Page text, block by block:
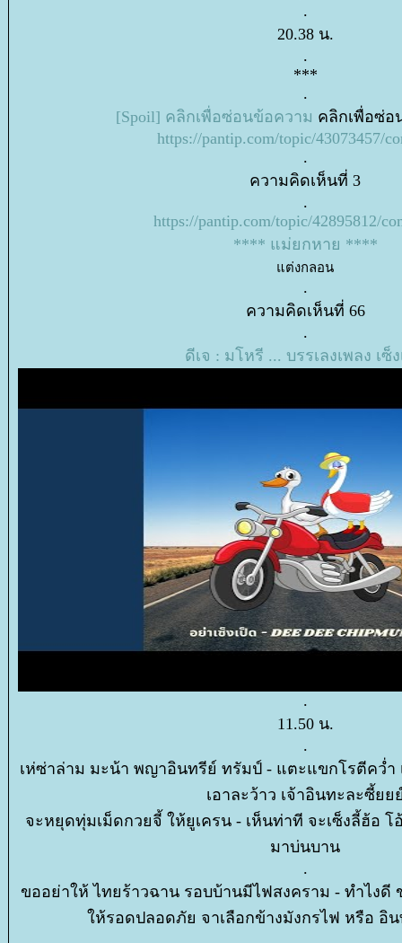
.
20.38 น.
.
***
.
[Spoil] คลิกเพื่อซ่อนข้อความ คลิกเพื่อซ่อ
https://pantip.com/topic/43073457/
.
ความคิดเห็นที่ 3
.
https://pantip.com/topic/42895812/
**** แม่ยกหาย ****
ต่งกลอน
.
ความคิดเห็นที่ 66
.
ดีเจ : มโหรี ... บรรเลงเพลง เซ็
.
11.50 น.
.
เห่ซ่าล่าม มะน้า พญาอินทรีย์ ทรัมป์ - แตะแขกโรตีคว่ำ
เอาละว้าว เจ้าอินทะละซี้ยย
จะหยุดทุ่มเม็ดกวยจี้ ให้ยูเครน - เห็นท่าที จะเซ็งลี้ฮ้อ
มาบ่นบาน
.
ขออย่าให้ ไทยร้าวฉาน รอบบ้านมีไฟสงคราม - ทำไ
ห้รอดปลอดภัย จาเลือกข้างมังกรไฟ หรือ อิ